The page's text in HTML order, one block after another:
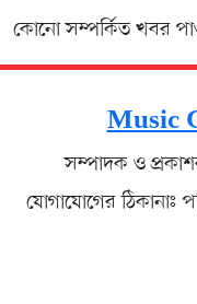
কোনো সম্পর্কিত খবর
Music
সম্পাদক ও
যোগাযোগের